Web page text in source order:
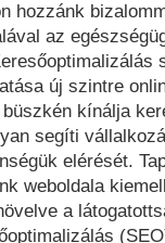
hozzánk
az
új szintre
büszkén kínálja
segíti
elérését.
weboldala
a